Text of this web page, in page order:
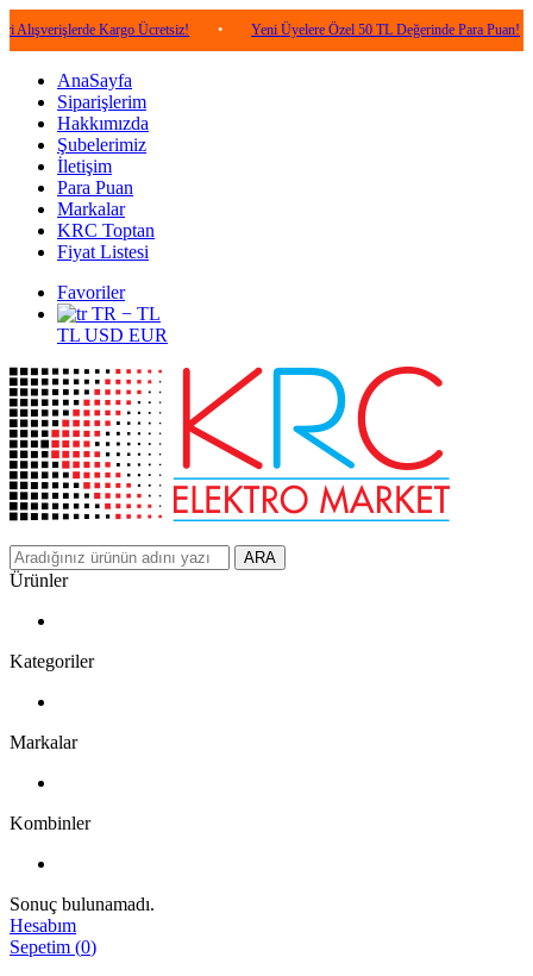
Kargo Ücretsiz! • Yeni Üyelere Özel 50 TL Değerinde Para Puan! •
AnaSayfa
Siparişlerim
Hakkımızda
Şubelerimiz
İletişim
Para Puan
Markalar
KRC Toptan
Fiyat Listesi
Favoriler
TR − TL
TL USD EUR
ARA
Ürünler
Kategoriler
Markalar
Kombinler
Sonuç bulunamadı.
Hesabım
Sepetim (0)